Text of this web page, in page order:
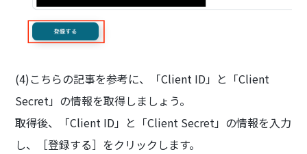
(4)こちらの記事を参考に、「Client ID」と「Client
Secret」の情報を取得しましょう。
取得後、「Client ID」と「Client Secret」の情報を入力
し、［登録する］をクリックします。